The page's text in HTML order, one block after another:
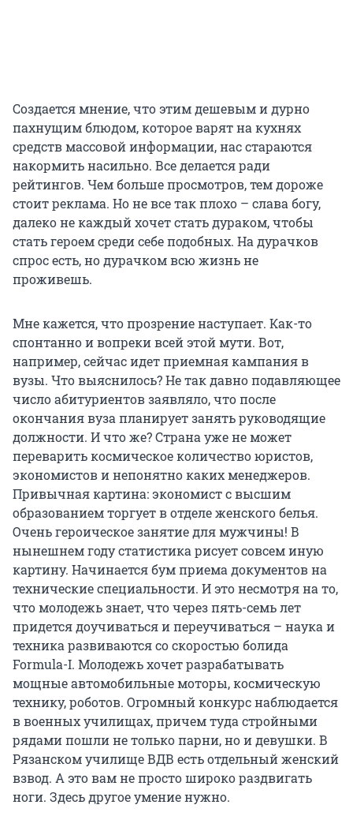
Создается мнение, что этим дешевым и дурно
пахнущим блюдом, которое варят на кухнях
средств массовой информации, нас стараются
накормить насильно. Все делается ради
рейтингов. Чем больше просмотров, тем дороже
стоит реклама. Но не все так плохо – слава богу,
далеко не каждый хочет стать дураком, чтобы
стать героем среди себе подобных. На дурачков
спрос есть, но дурачком всю жизнь не
проживешь.
Мне кажется, что прозрение наступает. Как-то
спонтанно и вопреки всей этой мути. Вот,
например, сейчас идет приемная кампания в
вузы. Что выяснилось? Не так давно подавляющее
число абитуриентов заявляло, что после
окончания вуза планирует занять руководящие
должности. И что же? Страна уже не может
переварить космическое количество юристов,
экономистов и непонятно каких менеджеров.
Привычная картина: экономист с высшим
образованием торгует в отделе женского белья.
Очень героическое занятие для мужчины! В
нынешнем году статистика рисует совсем иную
картину. Начинается бум приема документов на
технические специальности. И это несмотря на то,
что молодежь знает, что через пять-семь лет
придется доучиваться и переучиваться – наука и
техника развиваются со скоростью болида
Formula-I. Молодежь хочет разрабатывать
мощные автомобильные моторы, космическую
технику, роботов. Огромный конкурс наблюдается
в военных училищах, причем туда стройными
рядами пошли не только парни, но и девушки. В
Рязанском училище ВДВ есть отдельный женский
взвод. А это вам не просто широко раздвигать
ноги. Здесь другое умение нужно.